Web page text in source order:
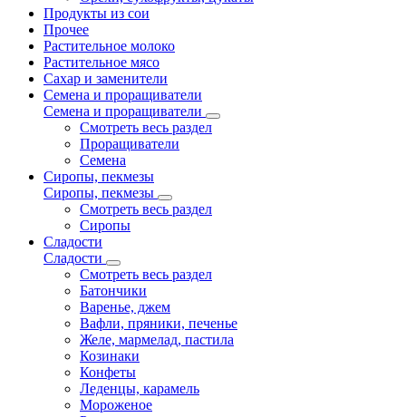
Продукты из сои
Прочее
Растительное молоко
Растительное мясо
Сахар и заменители
Семена и проращиватели
Семена и проращиватели
Смотреть весь раздел
Проращиватели
Семена
Сиропы, пекмезы
Сиропы, пекмезы
Смотреть весь раздел
Сиропы
Сладости
Сладости
Смотреть весь раздел
Батончики
Варенье, джем
Вафли, пряники, печенье
Желе, мармелад, пастила
Козинаки
Конфеты
Леденцы, карамель
Мороженое